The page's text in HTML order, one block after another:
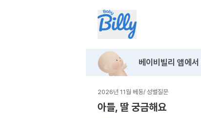
베이비빌리 앱에서
2026년 11월 베동/ 성별질문
아들, 딸 궁금해요